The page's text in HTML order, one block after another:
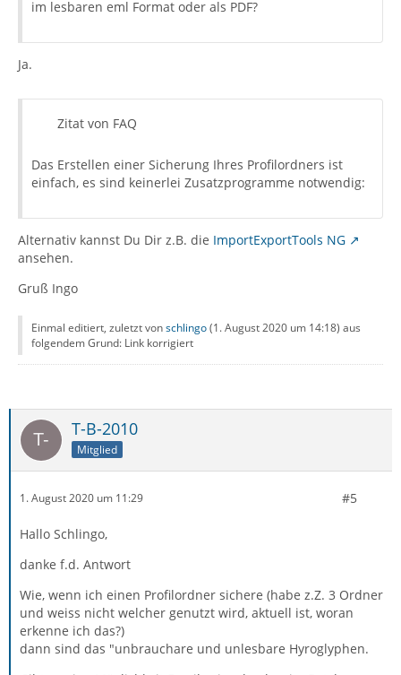
im lesbaren eml Format oder als PDF?
Ja.
Zitat von FAQ
Das Erstellen einer Sicherung Ihres Profilordners ist
einfach, es sind keinerlei Zusatzprogramme notwendig:
Alternativ kannst Du Dir z.B. die ImportExportTools NG
ansehen.
Gruß Ingo
Einmal editiert, zuletzt vonschlingo(1. August 2020 um 14:18) aus
folgendem Grund: Link korrigiert
T-B-2010
Mitglied
1. August 2020 um 11:29 #5
Hallo Schlingo,
danke f.d. Antwort
Wie, wenn ich einen Profilordner sichere (habe z.Z. 3 Ordner
und weiss nicht welcher genutzt wird, aktuell ist, woran
erkenne ich das?)
dann sind das "unbrauchare und unlesbare Hyroglyphen.